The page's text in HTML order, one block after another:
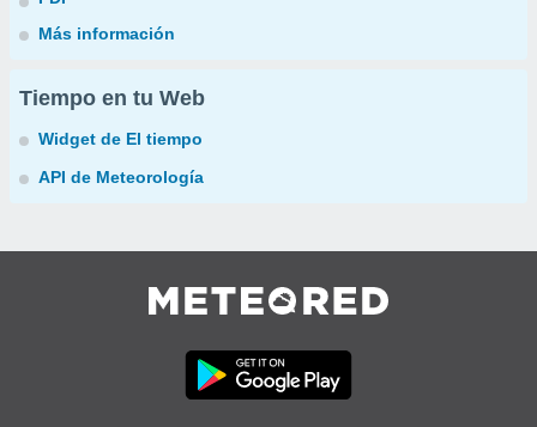
Más información
Tiempo en tu Web
Widget de El tiempo
API de Meteorología